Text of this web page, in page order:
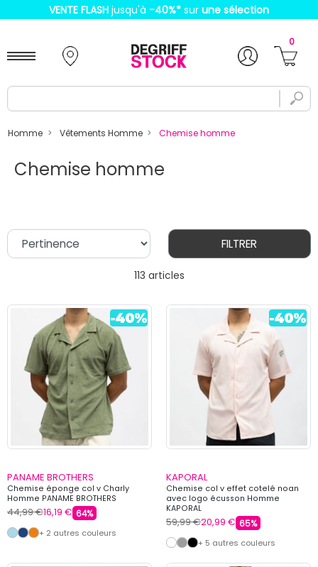
VENTE FLASH jusqu'à -40%* sur une sélection
0
Homme Vêtements Homme Chemise homme
Chemise homme
113 articles
FILTRER
PANAME BROTHERS
Chemise éponge col v Charly
Homme PANAME BROTHERS
44,99 €16,19 € 64%
+ 2 autres couleurs
KAPORAL
Chemise col v effet cotelé noan
avec logo écusson Homme
KAPORAL
59,99 €20,99 € 65%
+ 5 autres couleurs